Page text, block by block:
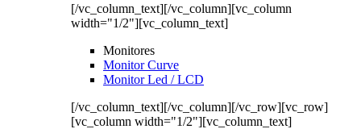
[/vc_column_text][/vc_column][vc_column
width="1/2"][vc_column_text]
Monitores
Monitor Curve
Monitor Led / LCD
[/vc_column_text][/vc_column][/vc_row][vc_row]
[vc_column width="1/2"][vc_column_text]